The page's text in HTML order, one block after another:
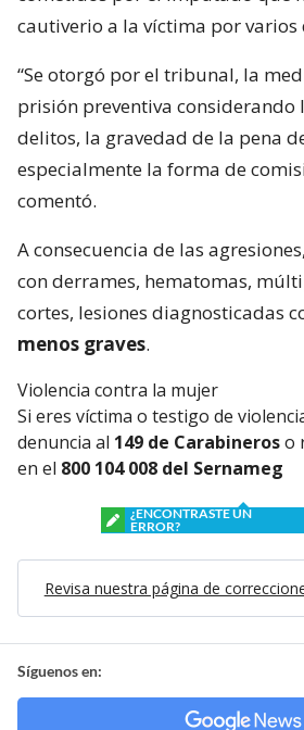
cautiverio a la víctima por
“Se otorgó por el tribunal, la
prisión preventiva
delitos, la gravedad de la pena
especialmente la forma de
comentó.
A consecuencia de las
con derrames, hematomas,
cortes, lesiones diagnosticadas
menos graves.
Violencia contra la mujer
Si eres víctima o testigo de
denuncia al 149 de Carabineroso
en el 800 104 008 del Sernameg
¿ENCONTRASTE UN
ERROR?
Revisa nuestra página de
Síguenos en: